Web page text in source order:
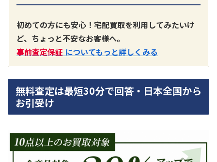
A3300 真空管プリアンプ
買取価格：お問合せください
SONY
DA7000ES アンプ
初めての方にも安心！宅配買取を利用してみたいけ
ど、ちょっと不安なお客様へ。
事前査定保証 についてもっと詳しくみる
無料査定は最短30分で回答・日本全国から
お引受け